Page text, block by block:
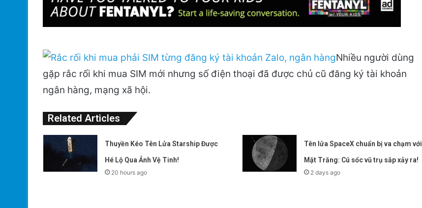
Nhiều người dùng
gặp rắc rối khi mua SIM mới nhưng số điện thoại đã được chủ cũ đăng ký tài khoản
ngân hàng, mạng xã hội.
Related Articles
Thuyền Kéo Tên Lửa Starship Được
Hé Lộ Qua Ảnh Vệ Tinh!
20 hours ago
Tên lửa SpaceX chuẩn bị va chạm với
Mặt Trăng: Cú sốc vũ trụ sắp xảy ra!
2 days ago